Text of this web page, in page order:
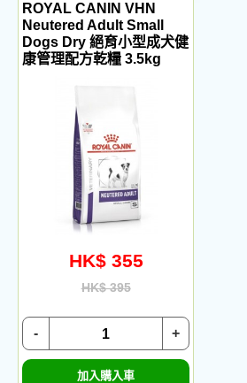
ROYAL CANIN VHN
Neutered Adult Small
Dogs Dry 絕育小型成犬健
康管理配方乾糧 3.5kg
HK$ 355
HK$ 395
+
-
加入購入車